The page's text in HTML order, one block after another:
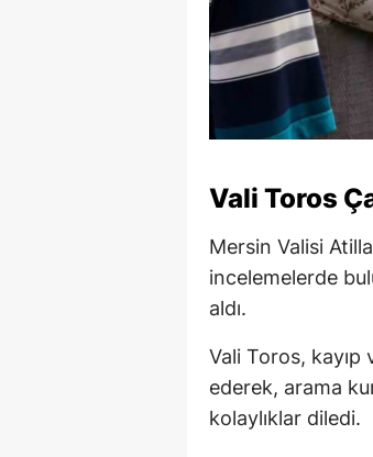
Vali Toros
Mersin Valisi
incelemelerde
aldı.
Vali Toros, kayıp
ederek, arama
kolaylıklar diledi.